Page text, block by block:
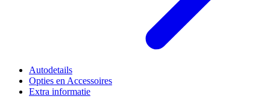
Autodetails
Opties en Accessoires
Extra informatie